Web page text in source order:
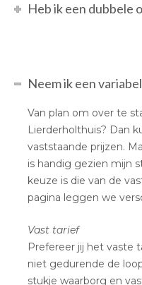
Heb ik een dubbele
Neem ik een
Van plan om over te
Lierderholthuis? Dan
vaststaande prijzen.
is handig gezien mijn
keuze is die van de
pagina leggen we
Vast tarief
Prefereer jij het vaste
niet gedurende de
stukje waarborg en